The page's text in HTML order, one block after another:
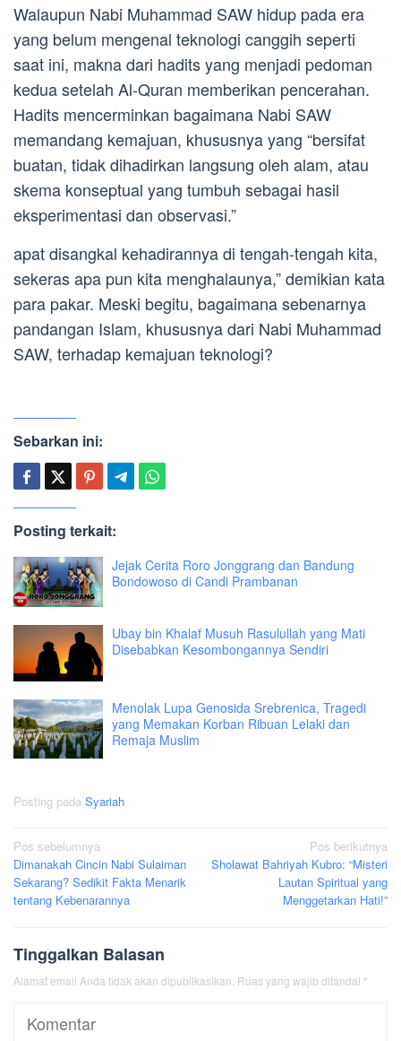
Walaupun Nabi Muhammad SAW hidup pada era
yang belum mengenal teknologi canggih seperti
saat ini, makna dari hadits yang menjadi pedoman
kedua setelah Al-Quran memberikan pencerahan.
Hadits mencerminkan bagaimana Nabi SAW
memandang kemajuan, khususnya yang “bersifat
buatan, tidak dihadirkan langsung oleh alam, atau
skema konseptual yang tumbuh sebagai hasil
eksperimentasi dan observasi.”
apat disangkal kehadirannya di tengah-tengah kita,
sekeras apa pun kita menghalaunya,” demikian kata
para pakar. Meski begitu, bagaimana sebenarnya
pandangan Islam, khususnya dari Nabi Muhammad
SAW, terhadap kemajuan teknologi?
Sebarkan ini:
Posting terkait:
Jejak Cerita Roro Jonggrang dan Bandung
Bondowoso di Candi Prambanan
Ubay bin Khalaf Musuh Rasulullah yang Mati
Disebabkan Kesombongannya Sendiri
Menolak Lupa Genosida Srebrenica, Tragedi
yang Memakan Korban Ribuan Lelaki dan
Remaja Muslim
Posting pada Syariah
Navigasi
pos
Pos sebelumnya
Dimanakah Cincin Nabi Sulaiman
Sekarang? Sedikit Fakta Menarik
tentang Kebenarannya
Pos berikutnya
Sholawat Bahriyah Kubro: “Misteri
Lautan Spiritual yang
Menggetarkan Hati!”
Tinggalkan Balasan
Alamat email Anda tidak akan dipublikasikan. Ruas yang wajib ditandai *